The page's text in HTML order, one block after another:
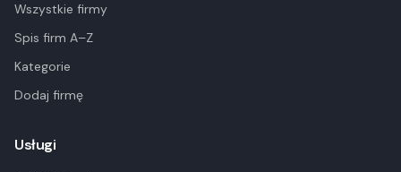
Wszystkie firmy
Spis firm A–Z
Kategorie
Dodaj firmę
Usługi